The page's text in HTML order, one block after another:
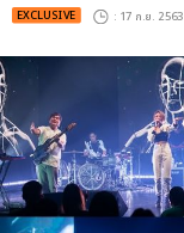
EXCLUSIVE : 17 ก.ย. 2563